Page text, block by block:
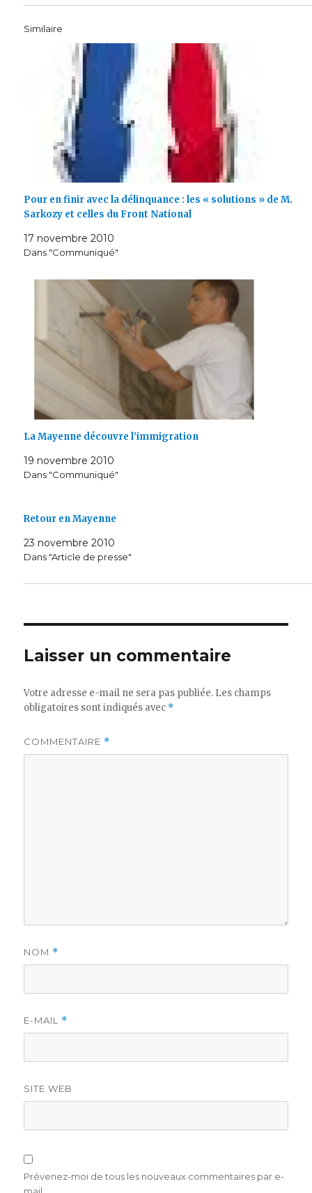
Similaire
Pour en finir avec la délinquance : les « solutions » de M.
Sarkozy et celles du Front National
17 novembre 2010
Dans "Communiqué"
La Mayenne découvre l’immigration
19 novembre 2010
Dans "Communiqué"
Retour en Mayenne
23 novembre 2010
Dans "Article de presse"
Laisser un commentaire
Votre adresse e-mail ne sera pas publiée. Les champs
obligatoires sont indiqués avec *
COMMENTAIRE *
NOM *
E-MAIL *
SITE WEB
Prévenez-moi de tous les nouveaux commentaires par e-